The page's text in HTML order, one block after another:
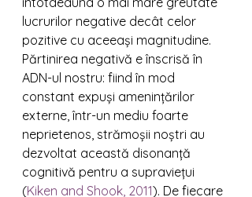
lucrurilor negative decât celor
pozitive cu aceeași magnitudine.
Părtinirea negativă e înscrisă în
ADN-ul nostru: fiind în mod
constant expuși amenințărilor
externe, într-un mediu foarte
neprietenos, strămoșii noștri au
dezvoltat această disonanță
cognitivă pentru a supraviețui
(Kiken and Shook, 2011). De fiecare